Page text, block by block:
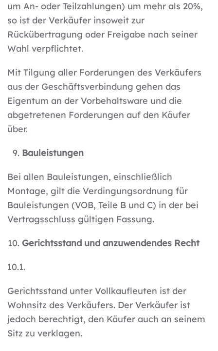
um An- oder Teilzahlungen) um mehr als 20%,
so ist der Verkäufer insoweit zur
Rückübertragung oder Freigabe nach seiner
Wahl verpflichtet.
Mit Tilgung aller Forderungen des Verkäufers
aus der Geschäftsverbindung gehen das
Eigentum an der Vorbehaltsware und die
abgetretenen Forderungen auf den Käufer
über.
Bauleistungen
Bei allen Bauleistungen, einschließlich
Montage, gilt die Verdingungsordnung für
Bauleistungen (VOB, Teile B und C) in der bei
Vertragsschluss gültigen Fassung.
Gerichtsstand und anzuwendendes Recht
10.1.
Gerichtsstand unter Vollkaufleuten ist der
Wohnsitz des Verkäufers. Der Verkäufer ist
jedoch berechtigt, den Käufer auch an seinem
Sitz zu verklagen.